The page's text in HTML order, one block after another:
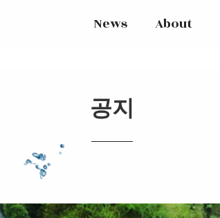
News About
공지